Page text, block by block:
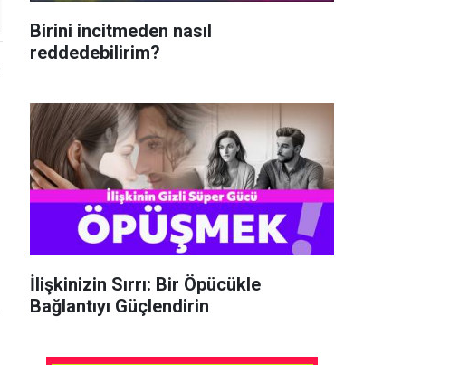
Birini incitmeden nasıl
reddedebilirim?
İlişkinizin Sırrı: Bir Öpücükle
Bağlantıyı Güçlendirin